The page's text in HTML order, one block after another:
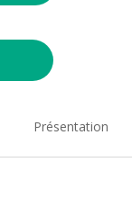
Présentation